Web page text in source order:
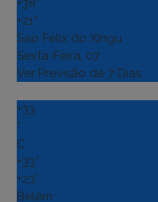
+38°
+21°
Sao Felix do Xingu
Sexta-Feira, 07
Ver Previsão de 7 Dias
+33
°
C
+33°
+23°
Belém